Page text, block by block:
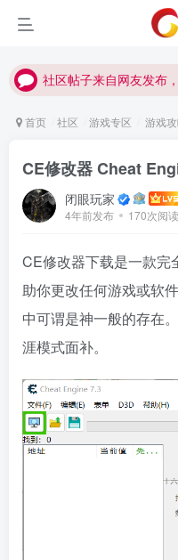
社区帖子来自网友发布
社区帖子来自网友发布
首页 社区 游戏专区 游戏
CE修改器 Cheat
闭眼玩家
4年前发布 170次阅读
CE修改器下载是一款完
助你更改任何游戏或软
中可谓是神一般的存在
涯模式面补。